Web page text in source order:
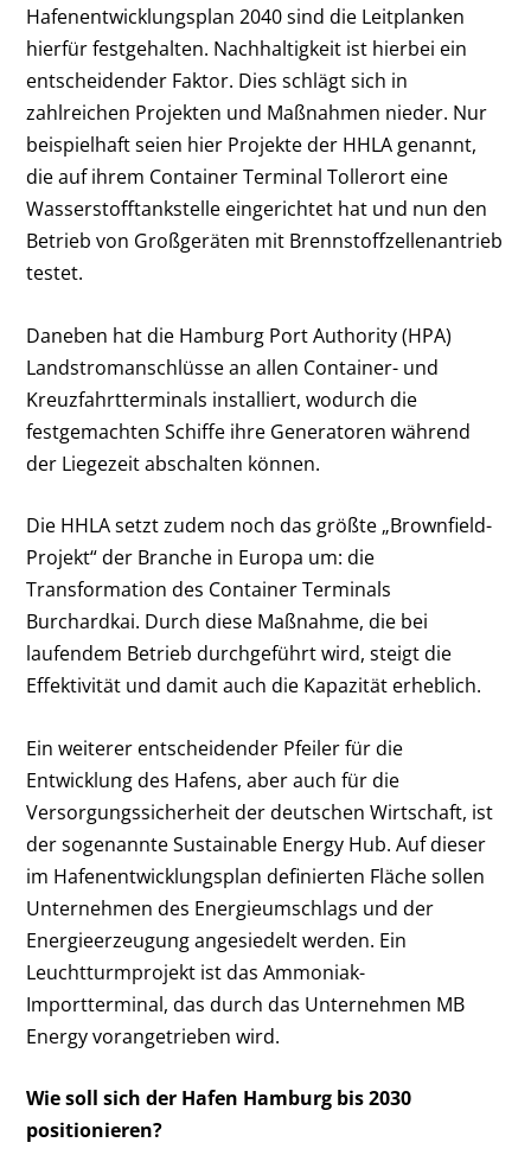
Hafenentwicklungsplan 2040 sind die Leitplanken
hierfür festgehalten. Nachhaltigkeit ist hierbei ein
entscheidender Faktor. Dies schlägt sich in
zahlreichen Projekten und Maßnahmen nieder. Nur
beispielhaft seien hier Projekte der HHLA genannt,
die auf ihrem Container Terminal Tollerort eine
Wasserstofftankstelle eingerichtet hat und nun den
Betrieb von Großgeräten mit Brennstoffzellenantrieb
testet.
Daneben hat die Hamburg Port Authority (HPA)
Landstromanschlüsse an allen Container- und
Kreuzfahrtterminals installiert, wodurch die
festgemachten Schiffe ihre Generatoren während
der Liegezeit abschalten können.
Die HHLA setzt zudem noch das größte „Brownfield-
Projekt“ der Branche in Europa um: die
Transformation des Container Terminals
Burchardkai. Durch diese Maßnahme, die bei
laufendem Betrieb durchgeführt wird, steigt die
Effektivität und damit auch die Kapazität erheblich.
Ein weiterer entscheidender Pfeiler für die
Entwicklung des Hafens, aber auch für die
Versorgungssicherheit der deutschen Wirtschaft, ist
der sogenannte Sustainable Energy Hub. Auf dieser
im Hafenentwicklungsplan definierten Fläche sollen
Unternehmen des Energieumschlags und der
Energieerzeugung angesiedelt werden. Ein
Leuchtturmprojekt ist das Ammoniak-
Importterminal, das durch das Unternehmen MB
Energy vorangetrieben wird.
Wie soll sich der Hafen Hamburg bis 2030
positionieren?